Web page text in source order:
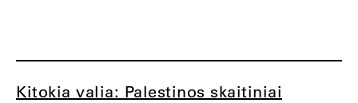
Kitokia valia: Palestinos skaitiniai